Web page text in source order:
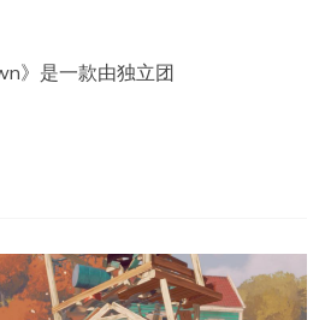
》是一款由独立团